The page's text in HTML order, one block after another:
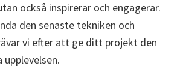
också inspirerar och engagerar.
den senaste tekniken och
vi efter att ge ditt projekt den